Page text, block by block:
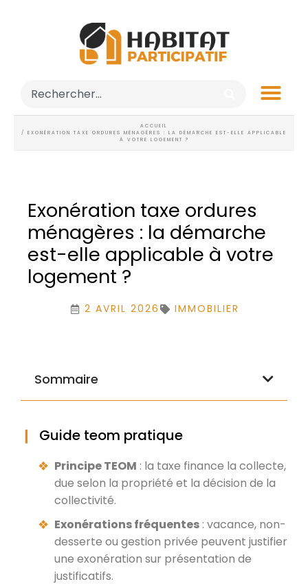
ACCUEIL
/ EXONÉRATION TAXE ORDURES MÉNAGÈRES : LA DÉMARCHE EST-ELLE APPLICABLE
À VOTRE LOGEMENT ?
Exonération taxe ordures
ménagères : la démarche
est-elle applicable à votre
logement ?
2 AVRIL 2026 IMMOBILIER
Sommaire
Guide teom pratique
Principe TEOM : la taxe finance la collecte,
due selon la propriété et la décision de la
collectivité.
Exonérations fréquentes : vacance, non-
desserte ou gestion privée peuvent justifier
une exonération sur présentation de
justificatifs.